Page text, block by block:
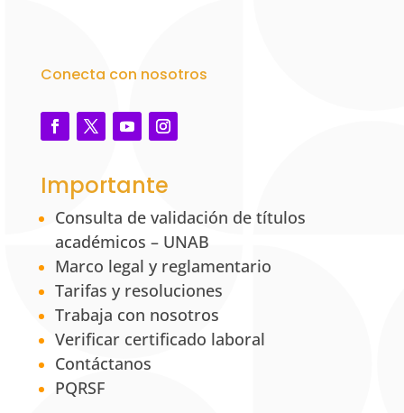
Conecta con nosotros
Importante
Consulta de validación de títulos
académicos – UNAB
Marco legal y reglamentario
Tarifas y resoluciones
Trabaja con nosotros
Verificar certificado laboral
Contáctanos
PQRSF